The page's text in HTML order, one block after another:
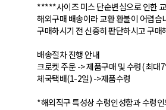
*****사이즈 미스 단순변심으로 인한
해외구매 배송이라 교환 환불이 어렵습
구매하시기 전 신중히 판단하시고 구매
배송절차 진행 안내
크로켓 주문 -> 제품구매 및 수령( 최
체국택배(1-2일) ->제품수령
*해외직구 특성상 수령인성함과 수령